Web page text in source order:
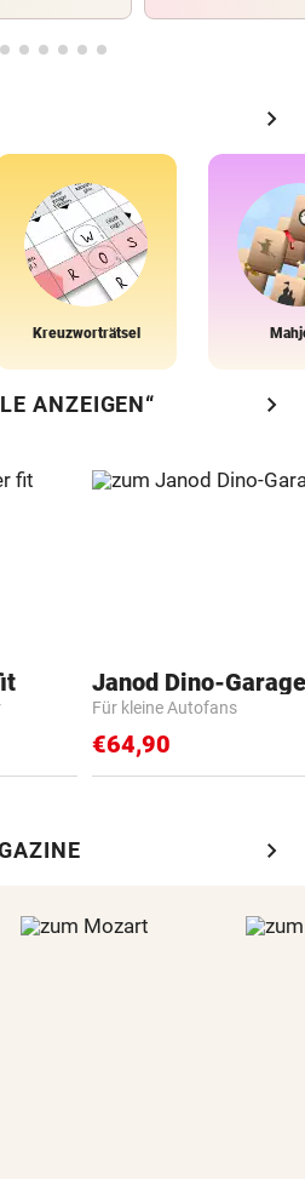
chevron_right
Kreuzworträtsel
ANZEIGEN“ chevron_right
Janod Dino-Garage
Für kleine Autofans
€64,90
chevron_right